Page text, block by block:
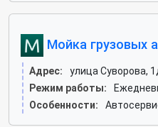
Мойка грузовых
Адрес:
улица Суворова,
Режим работы:
Особенности: